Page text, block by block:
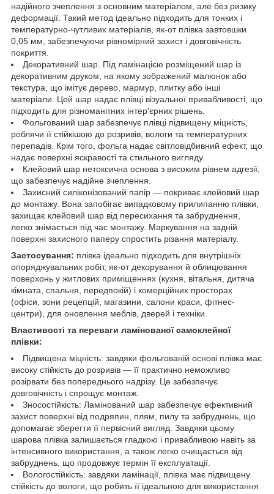
надійного зчеплення з основним матеріалом, але без ризику
деформації. Такий метод ідеально підходить для тонких і
температурно-чутливих матеріалів, як-от плівка завтовшки
0,05 мм, забезпечуючи рівномірний захист і довговічність
покриття.
Декоративний шар. Під ламінацією розміщений шар із
декоративним друком, на якому зображений малюнок або
текстура, що імітує дерево, мармур, плитку або інші
матеріали. Цей шар надає плівці візуальної привабливості, що
підходить для різноманітних інтер'єрних рішень.
Фольгований шар забезпечує плівці підвищену міцність,
роблячи її стійкішою до розривів, вологи та температурних
перепадів. Крім того, фольга надає світловідбивний ефект, що
надає поверхні яскравості та стильного вигляду.
Клейовий шар нетоксична основа з високим рівнем адгезії,
що забезпечує надійне зчеплення.
Захисний силіконізований папір — покриває клейовий шар
до монтажу. Вона запобігає випадковому прилипанню плівки,
захищає клейовий шар від пересихання та забруднення,
легко знімається під час монтажу. Маркування на задній
поверхні захисного паперу спростить різання матеріалу.
Застосування: плівка ідеально підходить для внутрішніх
опоряджувальних робіт, як-от декорування й облицювання
поверхонь у житлових приміщеннях (кухня, вітальня, дитяча
кімната, спальня, передпокій) і комерційних просторах
(офіси, зони рецепцій, магазини, салони краси, фітнес-
центри), для оновлення меблів, дверей і техніки.
Властивості та переваги ламінованої самоклейної
плівки:
Підвищена міцність: завдяки фольгованій основі плівка має
високу стійкість до розривів — її практично неможливо
розірвати без попереднього надрізу. Це забезпечує
довговічність і спрощує монтаж.
Зносостійкість: Ламінований шар забезпечує ефективний
захист поверхні від подряпин, плям, пилу та забруднень, що
допомагає зберегти її первісний вигляд. Завдяки цьому
шарова плівка залишається гладкою і привабливою навіть за
інтенсивного використання, а також легко очищається від
забруднень, що продовжує термін її експлуатації.
Вологостійкість: завдяки ламінації, плівка має підвищену
стійкість до вологи, що робить її ідеальною для використання